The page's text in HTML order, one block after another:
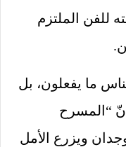
للفن الملتزم
ما يفعلون، بل
“المسرح
ويزرع الأمل